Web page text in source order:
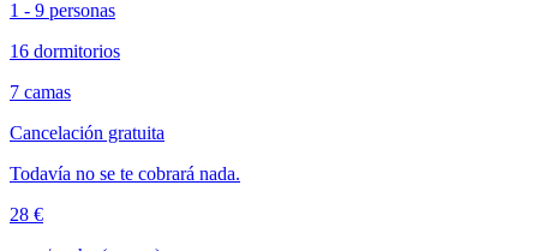
1 - 9 personas
16 dormitorios
7 camas
Cancelación gratuita
Todavía no se te cobrará nada.
28 €